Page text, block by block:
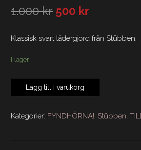
1.000kr 500 kr
Klassisk svart lädergjord från Stübben.
I lager
Stübben
Sadelgjord
120
Lägg till i varukorg
Kategorier: FYNDHÖRNA!, Stübben,